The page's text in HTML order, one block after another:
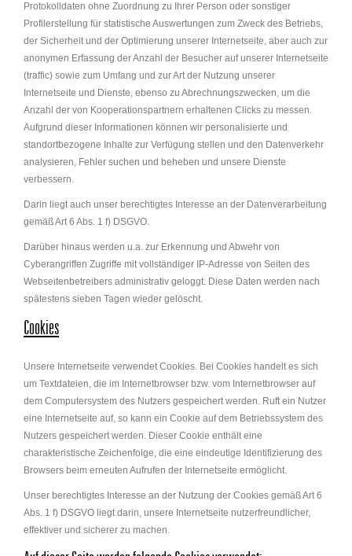
Protokolldaten ohne Zuordnung zu Ihrer Person oder sonstiger
Profilerstellung für statistische Auswertungen zum Zweck des Betriebs,
der Sicherheit und der Optimierung unserer Internetseite, aber auch zur
anonymen Erfassung der Anzahl der Besucher auf unserer Internetseite
(traffic) sowie zum Umfang und zur Art der Nutzung unserer
Internetseite und Dienste, ebenso zu Abrechnungszwecken, um die
Anzahl der von Kooperationspartnern erhaltenen Clicks zu messen.
Aufgrund dieser Informationen können wir personalisierte und
standortbezogene Inhalte zur Verfügung stellen und den Datenverkehr
analysieren, Fehler suchen und beheben und unsere Dienste
verbessern.
Darin liegt auch unser berechtigtes Interesse an der Datenverarbeitung
gemäß Art 6 Abs. 1 f) DSGVO.
Darüber hinaus werden u.a. zur Erkennung und Abwehr von
Cyberangriffen Zugriffe mit vollständiger IP-Adresse von Seiten des
Webseitenbetreibers administrativ geloggt. Diese Daten werden nach
spätestens sieben Tagen wieder gelöscht.
Cookies
Unsere Internetseite verwendet Cookies. Bei Cookies handelt es sich
um Textdateien, die im Internetbrowser bzw. vom Internetbrowser auf
dem Computersystem des Nutzers gespeichert werden. Ruft ein Nutzer
eine Internetseite auf, so kann ein Cookie auf dem Betriebssystem des
Nutzers gespeichert werden. Dieser Cookie enthält eine
charakteristische Zeichenfolge, die eine eindeutige Identifizierung des
Browsers beim erneuten Aufrufen der Internetseite ermöglicht.
Unser berechtigtes Interesse an der Nutzung der Cookies gemäß Art 6
Abs. 1 f) DSGVO liegt darin, unsere Internetseite nutzerfreundlicher,
effektiver und sicherer zu machen.